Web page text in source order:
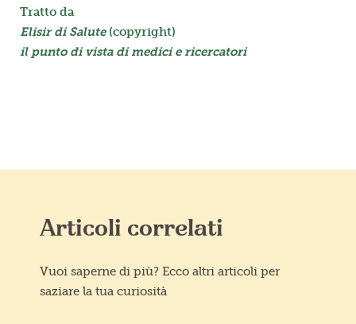
Tratto da
Elisir di Salute (copyright)
il punto di vista di medici e ricercatori
Articoli correlati
Vuoi saperne di più? Ecco altri articoli per
saziare la tua curiosità